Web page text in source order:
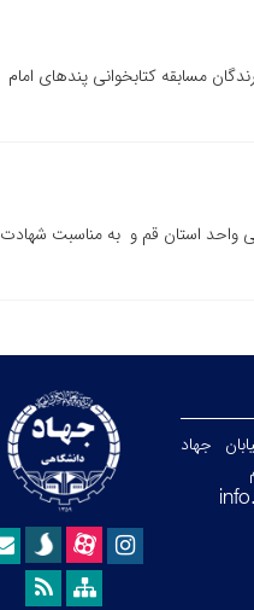
مسابقه کتابخوانی پندهای امام
واحد استان قم و به مناسبت شهادت
جهاد